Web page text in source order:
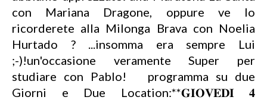
con Mariana Dragone, oppure ve lo
ricorderete alla Milonga Brava con Noelia
Hurtado ? ...insomma era sempre Lui
;-)!un'occasione veramente Super per
studiare con Pablo! programma su due
Giorni e Due Location:**𝐆𝐈𝐎𝐕𝐄𝐃𝐈 𝟒